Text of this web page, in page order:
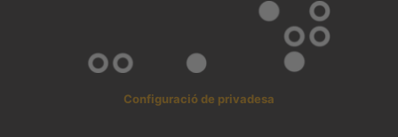
Configuració de privadesa